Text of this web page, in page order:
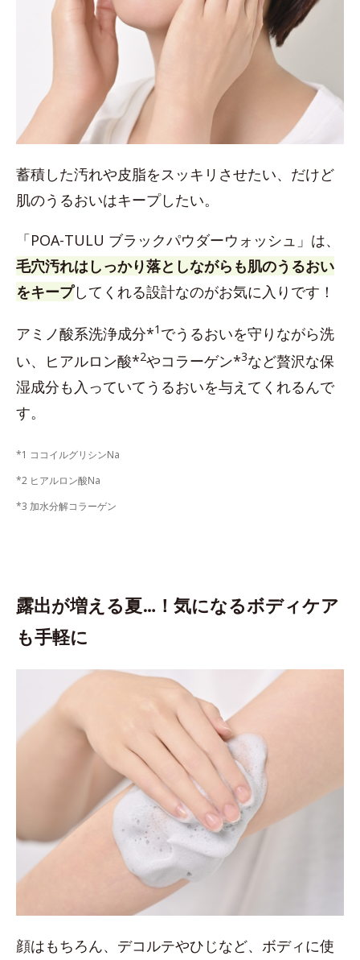
蓄積した汚れや皮脂をスッキリさせたい、だけど
肌のうるおいはキープしたい。
「POA-TULU ブラックパウダーウォッシュ」は、
毛穴汚れはしっかり落としながらも肌のうるおい
をキープしてくれる設計なのがお気に入りです！
アミノ酸系洗浄成分*1 でうるおいを守りながら洗
い、ヒアルロン酸*2やコラーゲン*3など贅沢な保
湿成分も入っていてうるおいを与えてくれるんで
す。
*1 ココイルグリシンNa
*2 ヒアルロン酸Na
*3 加水分解コラーゲン
露出が増える夏…！気になるボディケア
も手軽に
顔はもちろん、デコルテやひじなど、ボディに使